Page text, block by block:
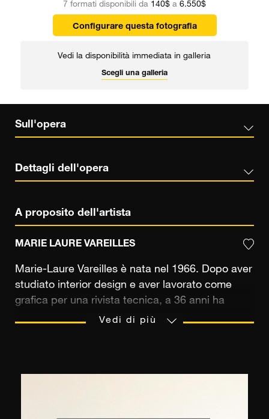
7 formati disponibili da 140$ a 6.550$
Configurare questa fotografia
Vedi la disponibilità immediata in galleria
Scegli una galleria
Sull'opera
Dettagli dell'opera
A proposito dell'artista
MARIE LAURE VAREILLES
Marie-Laure Vareilles è nata nel 1966. Dopo aver
studiato interior design e aver lavorato come
grafica per una rivista tecnica, a 36 anni ha
deciso di dedicarsi a ciò che ama davvero: l'arte
Vedi di più